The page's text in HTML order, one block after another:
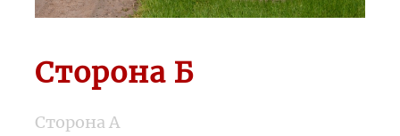
Сторона Б
Сторона А